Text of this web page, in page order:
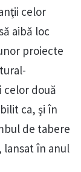
celor
aibă loc
proiecte
celor două
ca, şi în
de tabere
lansat în anul